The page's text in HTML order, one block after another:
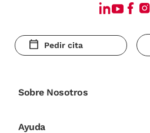
Pedir cita
Sobre Nosotros
Ayuda